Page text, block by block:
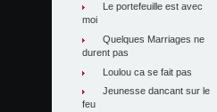
Le portefeuille est avec
moi
Quelques Marriages ne
durent pas
Loulou ca se fait pas
Jeunesse dancant sur le
feu